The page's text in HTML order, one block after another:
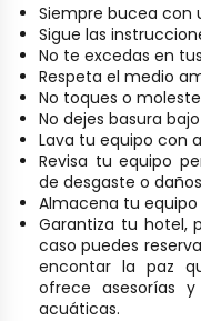
Siempre bucea con
Sigue las
No te excedas en
Respeta el medio
No toques o
No dejes basura
Lava tu equipo con
Revisa tu equipo
de desgaste o
Almacena tu
Garantiza tu hotel,
caso puedes
encontar la paz
ofrece asesorías
acuáticas.